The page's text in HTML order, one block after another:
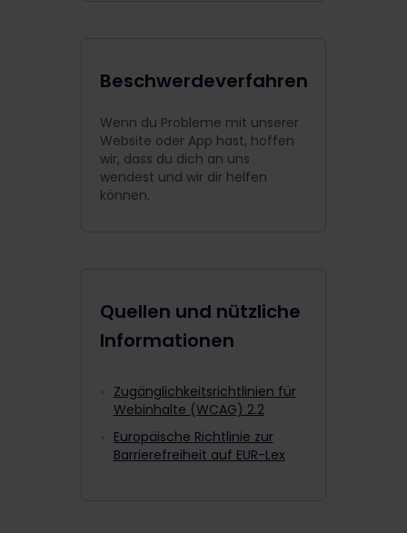
Beschwerdeverfahren
Wenn du Probleme mit unserer
Website oder App hast, hoffen
wir, dass du dich an uns
wendest und wir dir helfen
können.
Quellen und nützliche
Informationen
Zugänglichkeitsrichtlinien für
Webinhalte (WCAG) 2.2
Europäische Richtlinie zur
Barrierefreiheit auf EUR-Lex